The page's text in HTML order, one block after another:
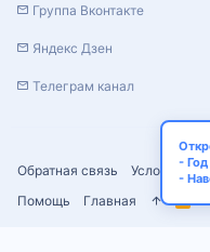
Обратная связь Условия и
Помощь
Главная
Группа Вконтакте
Яндекс Дзен
Телеграм канал
- Год
-